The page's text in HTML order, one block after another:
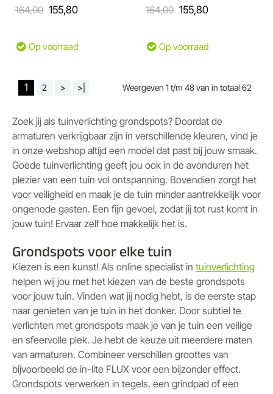
164,00 155,80
Op voorraad
164,00 155,80
Op voorraad
1 2 > >| Weergeven 1 t/m 48 van in totaal 62
Zoek jij als tuinverlichting grondspots? Doordat de
armaturen verkrijgbaar zijn in verschillende kleuren, vind je
in onze webshop altijd een model dat past bij jouw smaak.
Goede tuinverlichting geeft jou ook in de avonduren het
plezier van een tuin vol ontspanning. Bovendien zorgt het
voor veiligheid en maak je de tuin minder aantrekkelijk voor
ongenode gasten. Een fijn gevoel, zodat jij tot rust komt in
jouw tuin! Ervaar zelf hoe makkelijk het is.
Grondspots voor elke tuin
Kiezen is een kunst! Als online specialist in tuinverlichting
helpen wij jou met het kiezen van de beste grondspots
voor jouw tuin. Vinden wat jij nodig hebt, is de eerste stap
naar genieten van je tuin in het donker. Door subtiel te
verlichten met grondspots maak je van je tuin een veilige
en sfeervolle plek. Je hebt de keuze uit meerdere maten
van armaturen. Combineer verschillen groottes van
bijvoorbeeld de in-lite FLUX voor een bijzonder effect.
Grondspots verwerken in tegels, een grindpad of een